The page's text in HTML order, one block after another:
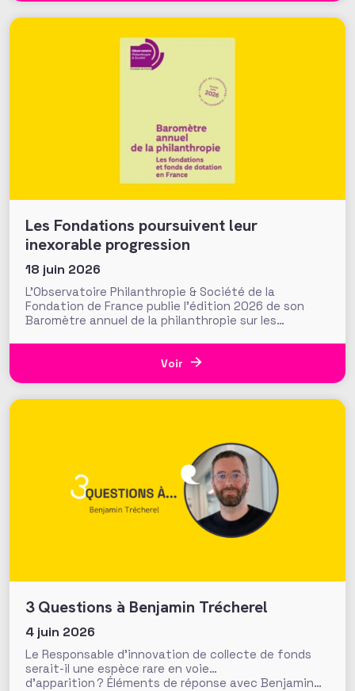
Les Fondations poursuivent leur
inexorable progression
18 juin 2026
L’Observatoire Philanthropie & Société de la
Fondation de France publie l’édition 2026 de son
Baromètre annuel de la philanthropie sur les
édition qui souligne la poursuite du développement
des structures tant en nombre qu’en termes
Voir
3 Questions à Benjamin Trécherel
4 juin 2026
Le Responsable d’innovation de collecte de fonds
serait-il une espèce rare en voie…
d’apparition ? Éléments de réponse avec Benjamin